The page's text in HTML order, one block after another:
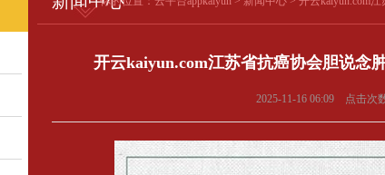
开云kaiyun.com江苏省抗癌协会胆说念
2025-11-16 06:09 点击次